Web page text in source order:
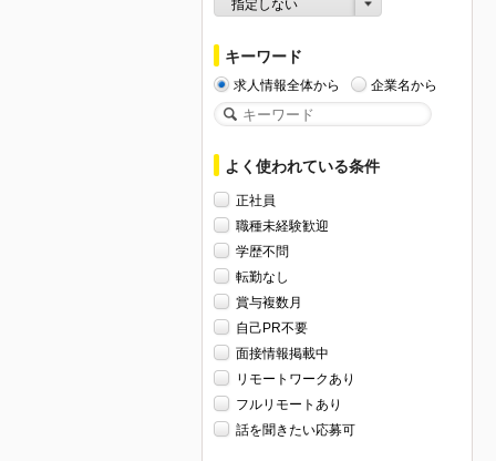
指定しない
キーワード
求人情報全体から 企業名から
よく使われている条件
正社員
職種未経験歓迎
学歴不問
転勤なし
賞与複数月
自己PR不要
面接情報掲載中
リモートワークあり
フルリモートあり
話を聞きたい応募可